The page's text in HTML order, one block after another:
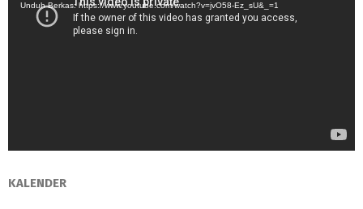
Unduh Berkas: https://www.youtube.com/watch?v=jvO58-Ez_sU&_=1
KALENDER